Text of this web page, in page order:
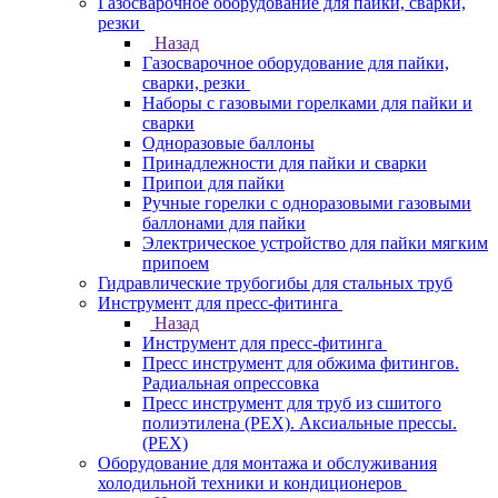
резки
Назад
Газосварочное оборудование для пайки,
сварки, резки
Наборы с газовыми горелками для пайки и
сварки
Одноразовые баллоны
Принадлежности для пайки и сварки
Припои для пайки
Ручные горелки с одноразовыми газовыми
баллонами для пайки
Электрическое устройство для пайки мягким
припоем
Гидравлические трубогибы для стальных труб
Инструмент для пресс-фитинга
Назад
Инструмент для пресс-фитинга
Пресс инструмент для обжима фитингов.
Радиальная опрессовка
Пресс инструмент для труб из сшитого
полиэтилена (PEX). Аксиальные прессы.
(PEX)
Оборудование для монтажа и обслуживания
холодильной техники и кондиционеров